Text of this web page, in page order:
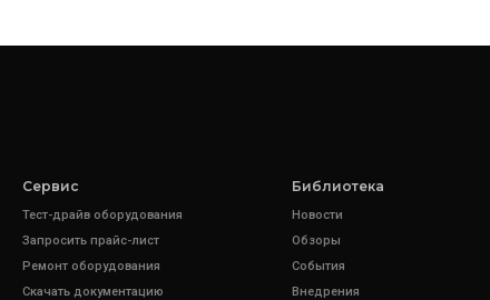
Сервис
Тест-драйв оборудования
Запросить прайс-лист
Ремонт оборудования
Скачать документацию
Библиотека
Новости
Обзоры
События
Внедрения